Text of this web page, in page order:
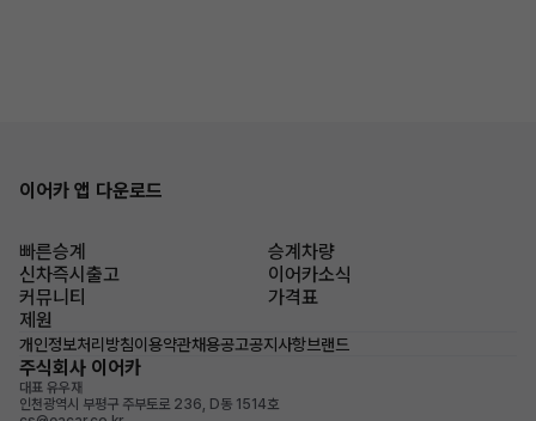
이어카 앱 다운로드
빠른승계
승계차량
신차즉시출고
이어카소식
커뮤니티
가격표
제원
개인정보처리방침이용약관채용공고공지사항브랜드
주식회사 이어카
대표 유우재
인천광역시 부평구 주부토로 236, D동 1514호